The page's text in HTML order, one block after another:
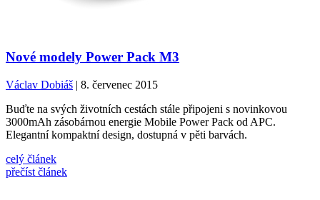
Nové modely Power Pack M3
Václav Dobiáš| 8. červenec 2015
Buďte na svých životních cestách stále připojeni s novinkovou
3000mAh zásobárnou energie Mobile Power Pack od APC.
Elegantní kompaktní design, dostupná v pěti barvách.
celý článek
přečíst článek